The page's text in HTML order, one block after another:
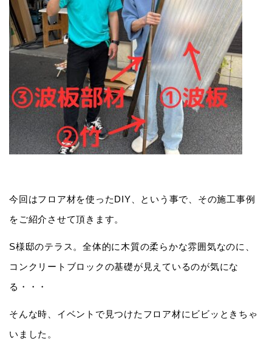
今回はフロア材を使ったDIY、という事で、その施工事例
をご紹介させて頂きます。
S様邸のテラス。全体的に木質の柔らかな雰囲気なのに、
コンクリートブロックの基礎が見えているのが気にな
る・・・
そんな時、イベントで見つけたフロア材にビビッときちゃ
いました。